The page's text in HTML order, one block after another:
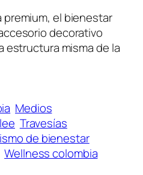
premium, el bienestar
decorativo
estructura misma de la
Medios
Travesías
de bienestar
Wellness colombia